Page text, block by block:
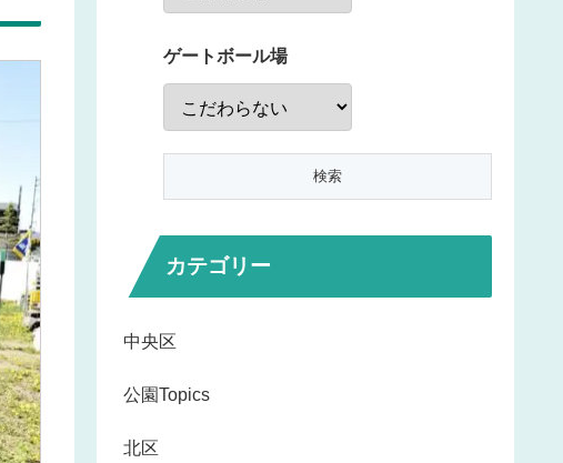
ゲートボール場
カテゴリー
中央区
公園Topics
北区